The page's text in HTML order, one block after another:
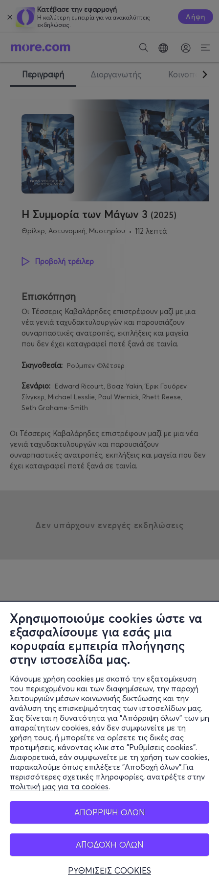
Χρησιμοποιούμε cookies ώστε να
εξασφαλίσουμε για εσάς μια
κορυφαία εμπειρία πλοήγησης
στην ιστοσελίδα μας.
Κάνουμε χρήση cookies με σκοπό την εξατομίκευση
του περιεχομένου και των διαφημίσεων, την παροχή
λειτουργιών μέσων κοινωνικής δικτύωσης και την
ανάλυση της επισκεψιμότητας των ιστοσελίδων μας.
Σας δίνεται η δυνατότητα για "Απόρριψη όλων" των μη
απαραίτητων cookies, εάν δεν συμφωνείτε με τη
χρήση τους, ή μπορείτε να ορίσετε τις δικές σας
προτιμήσεις, κάνοντας κλικ στο "Ρυθμίσεις cookies".
Διαφορετικά, εάν συμφωνείτε με τη χρήση των cookies,
παρακαλούμε όπως επιλέξετε "Αποδοχή όλων".Για
περισσότερες σχετικές πληροφορίες, ανατρέξτε στην
πολιτική μας για τα cookies.
ΑΠΟΡΡΙΨΗ ΟΛΩΝ
ΑΠΟΔΟΧΗ ΟΛΩΝ
ΡΥΘΜΙΣΕΙΣ COOKIES
Κατέβασε την εφαρμογή
Η καλύτερη εμπειρία για να ανακαλύπτεις
εκδηλώσεις.
Λήψη
Περιγραφή Διοργανωτής Κοινοποίηση
Η Συμμορία των Μάγων 3 (2025)
Θρίλερ, Αστυνομική, Μυστηρίου 112 λεπτά
Προβολή τρέιλερ
Επισκόπηση
Οι Τέσσερις Καβαλάρηδες επιστρέφουν μαζί με μια
νέα γενιά ταχυδακτυλουργών και παρουσιάζουν
συναρπαστικές ανατροπές, εκπλήξεις και μαγεία
που δεν έχει καταγραφεί ποτέ ξανά σε ταινία.
Σκηνοθεσία: Ρούμπεν Φλέτσερ
Σενάριο:
Edward Ricourt, Boaz Yakin, Έρικ Γουόρεν
Σίνγκερ, Michael Lesslie, Paul Wernick, Rhett Reese,
Seth Grahame-Smith
Οι Τέσσερις Καβαλάρηδες επιστρέφουν μαζί με μια νέα
γενιά ταχυδακτυλουργών και παρουσιάζουν
συναρπαστικές ανατροπές, εκπλήξεις και μαγεία που δεν
έχει καταγραφεί ποτέ ξανά σε ταινία.
Δεν υπάρχουν ενεργές εκδηλώσεις
Πληροφορίες
Υποστήριξη
Stay Connected
Mobile app